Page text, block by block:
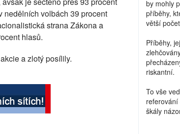
nedělních volbách 39 procent
strana Zákona a
hlasů.
a zlotý posílily.
by mohly
příběhy,
větší
Příběhy,
riskantní.
To vše
škály